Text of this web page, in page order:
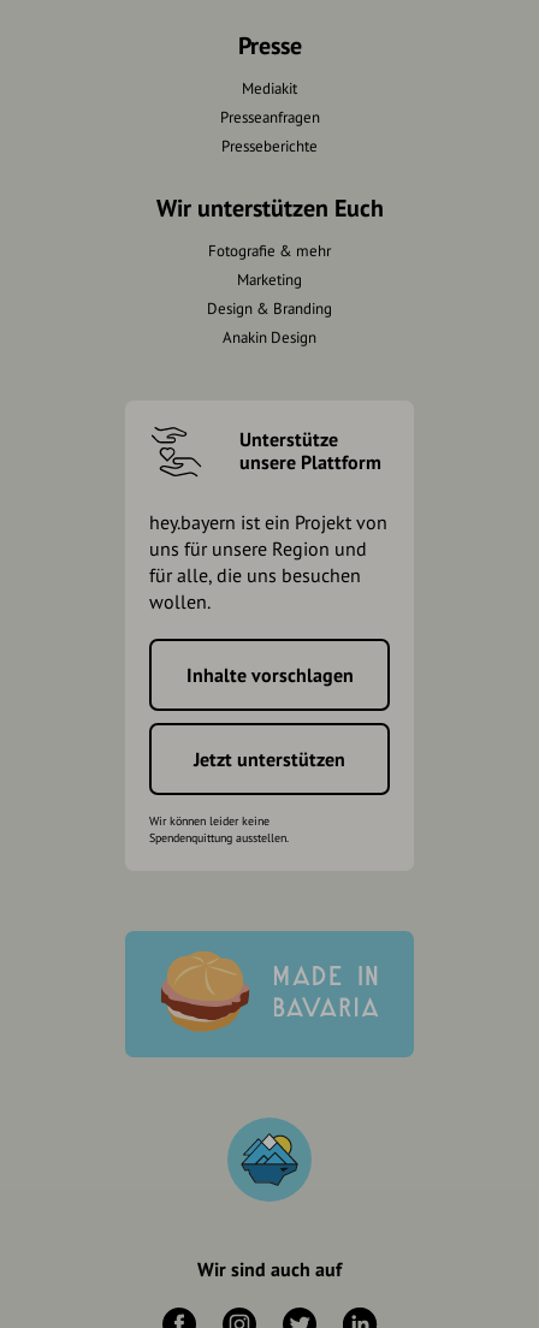
Presse
Mediakit
Presseanfragen
Presseberichte
Wir unterstützen Euch
Fotografie & mehr
Marketing
Design & Branding
Anakin Design
Unterstütze
unsere Plattform
hey.bayern ist ein Projekt von
uns für unsere Region und
für alle, die uns besuchen
wollen.
Inhalte vorschlagen
Jetzt unterstützen
Wir können leider keine
Spendenquittung ausstellen.
Wir sind auch auf